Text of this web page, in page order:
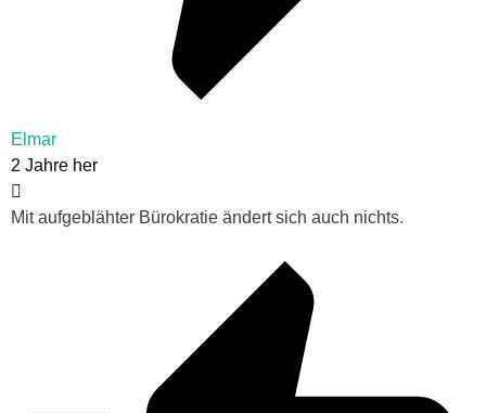
Elmar
2 Jahre her
Mit aufgeblähter Bürokratie ändert sich auch nichts.